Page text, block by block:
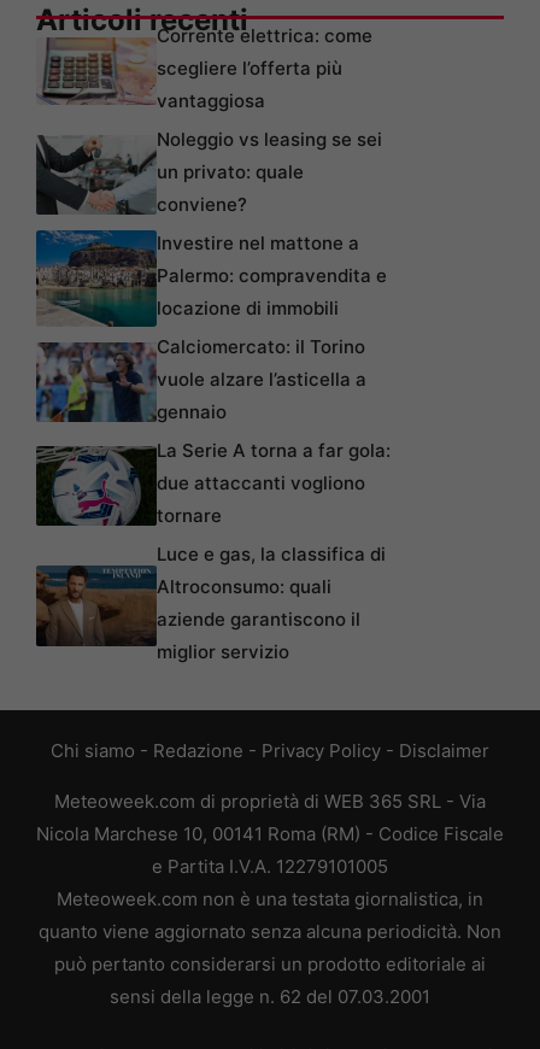
Articoli recentiCorrente elettrica: come
scegliere l’offerta più
vantaggiosa
Noleggio vs leasing se sei
un privato: quale
conviene?
Investire nel mattone a
Palermo: compravendita e
locazione di immobili
Calciomercato: il Torino
vuole alzare l’asticella a
gennaio
La Serie A torna a far gola:
due attaccanti vogliono
tornare
Luce e gas, la classifica di
Altroconsumo: quali
aziende garantiscono il
miglior servizio
Chi siamo - Redazione - Privacy Policy - Disclaimer
Meteoweek.com di proprietà di WEB 365 SRL - Via
Nicola Marchese 10, 00141 Roma (RM) - Codice Fiscale
e Partita I.V.A. 12279101005
Meteoweek.com non è una testata giornalistica, in
quanto viene aggiornato senza alcuna periodicità. Non
può pertanto considerarsi un prodotto editoriale ai
sensi della legge n. 62 del 07.03.2001